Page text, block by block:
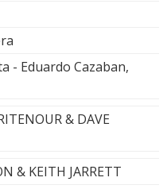
- Eduardo Cazaban,
& DAVE
& KEITH JARRETT